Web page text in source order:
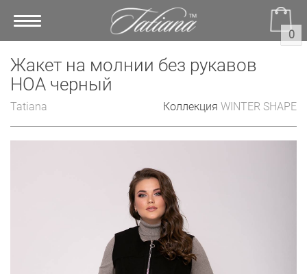
Toggle
0
Жакет на молнии без рукавов
НОА черный
Tatiana Коллекция WINTER SHAPE